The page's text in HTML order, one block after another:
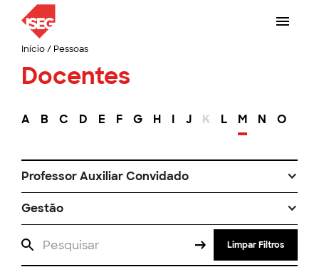
Início/ Pessoas
Docentes
A B C D E F G H I J K L M N O
Professor Auxiliar Convidado
Gestão
Limpar Filtros